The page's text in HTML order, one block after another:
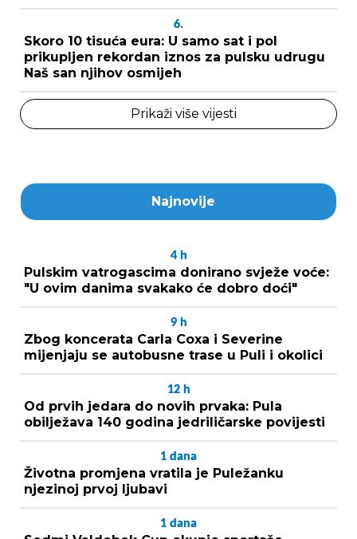
6.
Skoro 10 tisuća eura: U samo sat i pol
prikupljen rekordan iznos za pulsku udrugu
Naš san njihov osmijeh
Prikaži više vijesti
Najnovije
4 h
Pulskim vatrogascima donirano svježe voće:
"U ovim danima svakako će dobro doći"
9 h
Zbog koncerata Carla Coxa i Severine
mijenjaju se autobusne trase u Puli i okolici
12 h
Od prvih jedara do novih prvaka: Pula
obilježava 140 godina jedriličarske povijesti
1 dana
Životna promjena vratila je Puležanku
njezinoj prvoj ljubavi
1 dana